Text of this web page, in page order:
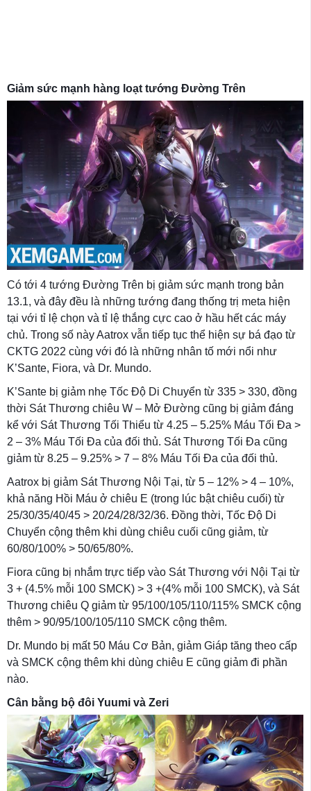
Giảm sức mạnh hàng loạt tướng Đường Trên
Có tới 4 tướng Đường Trên bị giảm sức mạnh trong bản
13.1, và đây đều là những tướng đang thống trị meta hiện
tại với tỉ lệ chọn và tỉ lệ thắng cực cao ở hầu hết các máy
chủ. Trong số này Aatrox vẫn tiếp tục thể hiện sự bá đạo từ
CKTG 2022 cùng với đó là những nhân tố mới nổi như
K’Sante, Fiora, và Dr. Mundo.
K’Sante bị giảm nhẹ Tốc Độ Di Chuyển từ 335 > 330, đồng
thời Sát Thương chiêu W – Mở Đường cũng bị giảm đáng
kể với Sát Thương Tối Thiểu từ 4.25 – 5.25% Máu Tối Đa >
2 – 3% Máu Tối Đa của đối thủ. Sát Thương Tối Đa cũng
giảm từ 8.25 – 9.25% > 7 – 8% Máu Tối Đa của đối thủ.
Aatrox bị giảm Sát Thương Nội Tại, từ 5 – 12% > 4 – 10%,
khả năng Hồi Máu ở chiêu E (trong lúc bật chiêu cuối) từ
25/30/35/40/45 > 20/24/28/32/36. Đồng thời, Tốc Độ Di
Chuyển cộng thêm khi dùng chiêu cuối cũng giảm, từ
60/80/100% > 50/65/80%.
Fiora cũng bị nhắm trực tiếp vào Sát Thương với Nội Tại từ
3 + (4.5% mỗi 100 SMCK) > 3 +(4% mỗi 100 SMCK), và Sát
Thương chiêu Q giảm từ 95/100/105/110/115% SMCK cộng
thêm > 90/95/100/105/110 SMCK cộng thêm.
Dr. Mundo bị mất 50 Máu Cơ Bản, giảm Giáp tăng theo cấp
và SMCK cộng thêm khi dùng chiêu E cũng giảm đi phần
nào.
Cân bằng bộ đôi Yuumi và Zeri